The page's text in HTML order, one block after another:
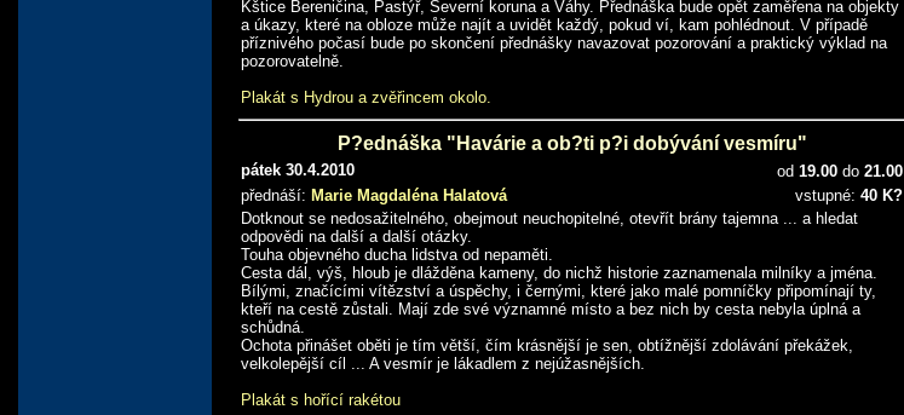
Kštice Bereničina, Pastýř, Severní koruna a Váhy. Přednáška bude opět zaměřena na objekty
a úkazy, které na obloze může najít a uvidět každý, pokud ví, kam pohlédnout. V případě
příznivého počasí bude po skončení přednášky navazovat pozorování a praktický výklad na
pozorovatelně.
Plakát s Hydrou a zvěřincem okolo.
P?ednáška "Havárie a ob?ti p?i dobývání vesmíru"
pátek 30.4.2010 od 19.00 do 21.00
přednáší: Marie Magdaléna Halatová vstupné: 40 K?
Dotknout se nedosažitelného, obejmout neuchopitelné, otevřít brány tajemna ... a hledat
odpovědi na další a další otázky.
Touha objevného ducha lidstva od nepaměti.
Cesta dál, výš, hloub je dlážděna kameny, do nichž historie zaznamenala milníky a jména.
Bílými, značícími vítězství a úspěchy, i černými, které jako malé pomníčky připomínají ty,
kteří na cestě zůstali. Mají zde své významné místo a bez nich by cesta nebyla úplná a
schůdná.
Ochota přinášet oběti je tím větší, čím krásnější je sen, obtížnější zdolávání překážek,
velkolepější cíl ... A vesmír je lákadlem z nejúžasnějších.
Plakát s hořící rakétou